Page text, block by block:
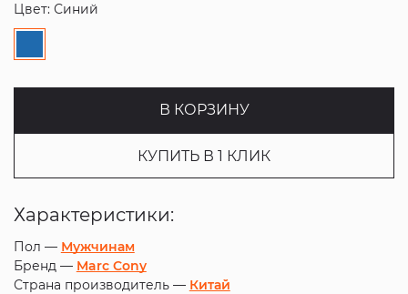
Цвет: Синий
В КОРЗИНУ
КУПИТЬ В 1 КЛИК
Характеристики:
Пол — Мужчинам
Бренд — Marc Cony
Страна производитель — Китай